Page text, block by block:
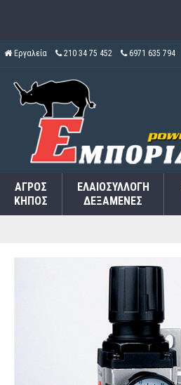
Εργαλεία 210 34 75 452 6971 635 794
ΑΓΡΌΣ
ΚΉΠΟΣ
ΕΛΑΙΟΣΥΛΛΟΓΉ
ΔΕΞΑΜΕΝΈΣ